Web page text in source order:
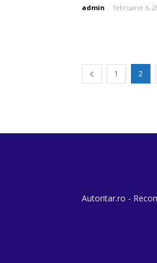
admin - februarie 6,
1 2
Autoritar.ro -